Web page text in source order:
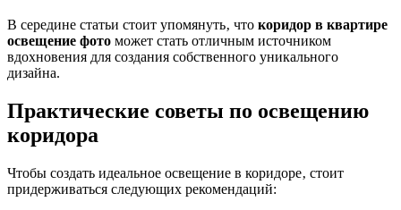
В середине статьи стоит упомянуть‚ что коридор в квартире
освещение фото может стать отличным источником
вдохновения для создания собственного уникального
дизайна.
Практические советы по освещению
коридора
Чтобы создать идеальное освещение в коридоре‚ стоит
придерживаться следующих рекомендаций: